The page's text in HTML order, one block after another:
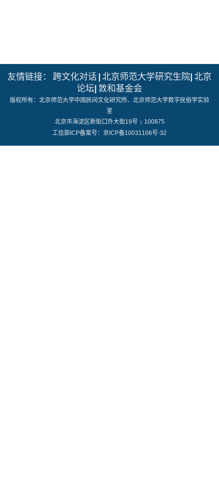
友情链接： 跨文化对话 | 北京师范大学研究生院| 北京
论坛| 敦和基金会
版权所有：北京师范大学中国民间文化研究所、北京师范大学数字民俗学实验
室
北京市海淀区新街口外大街19号 |
100875
工信部ICP备案号：京ICP备10031106号-32